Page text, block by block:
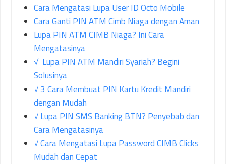
Cara Mengatasi Lupa User ID Octo Mobile
Cara Ganti PIN ATM Cimb Niaga dengan Aman
Lupa PIN ATM CIMB Niaga? Ini Cara
Mengatasinya
√ Lupa PIN ATM Mandiri Syariah? Begini
Solusinya
√ 3 Cara Membuat PIN Kartu Kredit Mandiri
dengan Mudah
√ Lupa PIN SMS Banking BTN? Penyebab dan
Cara Mengatasinya
√ Cara Mengatasi Lupa Password CIMB Clicks
Mudah dan Cepat